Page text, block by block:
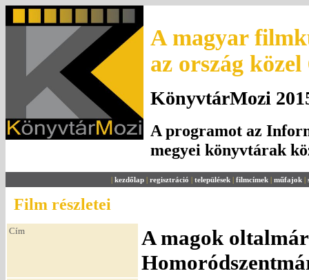
A magyar
az ország
KönyvtárMozi
A programot az
megyei könyvtárak
| kezdőlap | regisztráció | települések | filmcímek | műfajok |
Film részletei
Cím
A magok